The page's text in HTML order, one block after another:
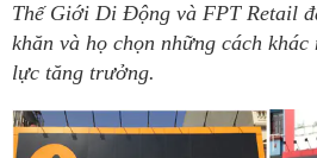
Thế Giới Di Động và FPT Retail
khăn và họ chọn những cách
lực tăng trưởng.